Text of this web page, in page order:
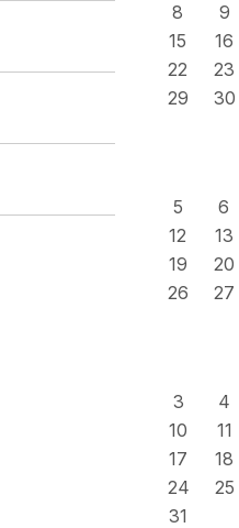
8
9
15
16
22
23
29
30
5
6
12
13
19
20
26
27
3
4
10
11
17
18
24
25
31